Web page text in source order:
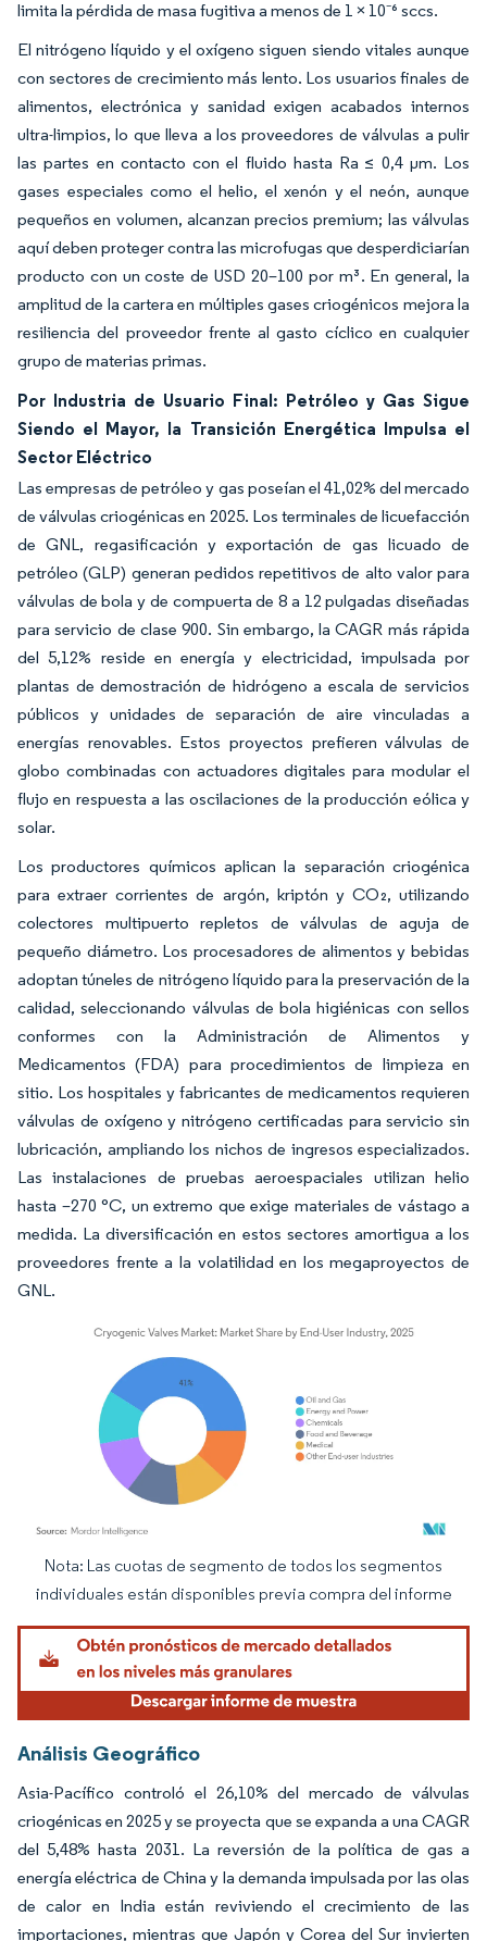
limita la pérdida de masa fugitiva a menos de 1 × 10⁻⁶ sccs.
El nitrógeno líquido y el oxígeno siguen siendo vitales aunque
con sectores de crecimiento más lento. Los usuarios finales de
alimentos, electrónica y sanidad exigen acabados internos
ultra-limpios, lo que lleva a los proveedores de válvulas a pulir
las partes en contacto con el fluido hasta Ra ≤ 0,4 µm. Los
gases especiales como el helio, el xenón y el neón, aunque
pequeños en volumen, alcanzan precios premium; las válvulas
aquí deben proteger contra las microfugas que desperdiciarían
producto con un coste de USD 20–100 por m³. En general, la
amplitud de la cartera en múltiples gases criogénicos mejora la
resiliencia del proveedor frente al gasto cíclico en cualquier
grupo de materias primas.
Por Industria de Usuario Final: Petróleo y Gas Sigue
Siendo el Mayor, la Transición Energética Impulsa el
Sector Eléctrico
Las empresas de petróleo y gas poseían el 41,02% del mercado
de válvulas criogénicas en 2025. Los terminales de licuefacción
de GNL, regasificación y exportación de gas licuado de
petróleo (GLP) generan pedidos repetitivos de alto valor para
válvulas de bola y de compuerta de 8 a 12 pulgadas diseñadas
para servicio de clase 900. Sin embargo, la CAGR más rápida
del 5,12% reside en energía y electricidad, impulsada por
plantas de demostración de hidrógeno a escala de servicios
públicos y unidades de separación de aire vinculadas a
energías renovables. Estos proyectos prefieren válvulas de
globo combinadas con actuadores digitales para modular el
flujo en respuesta a las oscilaciones de la producción eólica y
solar.
Los productores químicos aplican la separación criogénica
para extraer corrientes de argón, kriptón y CO₂, utilizando
colectores multipuerto repletos de válvulas de aguja de
pequeño diámetro. Los procesadores de alimentos y bebidas
adoptan túneles de nitrógeno líquido para la preservación de la
calidad, seleccionando válvulas de bola higiénicas con sellos
conformes con la Administración de Alimentos y
Medicamentos (FDA) para procedimientos de limpieza en
sitio. Los hospitales y fabricantes de medicamentos requieren
válvulas de oxígeno y nitrógeno certificadas para servicio sin
lubricación, ampliando los nichos de ingresos especializados.
Las instalaciones de pruebas aeroespaciales utilizan helio
hasta –270 °C, un extremo que exige materiales de vástago a
medida. La diversificación en estos sectores amortigua a los
proveedores frente a la volatilidad en los megaproyectos de
GNL.
Imagen © Mordor Intelligence. El uso requiere atribución según CC BY 4.0.
Nota: Las cuotas de segmento de todos los segmentos
individuales están disponibles previa compra del informe
Análisis Geográfico
Asia-Pacífico controló el 26,10% del mercado de válvulas
criogénicas en 2025 y se proyecta que se expanda a una CAGR
del 5,48% hasta 2031. La reversión de la política de gas a
energía eléctrica de China y la demanda impulsada por las olas
de calor en India están reviviendo el crecimiento de las
importaciones, mientras que Japón y Corea del Sur invierten